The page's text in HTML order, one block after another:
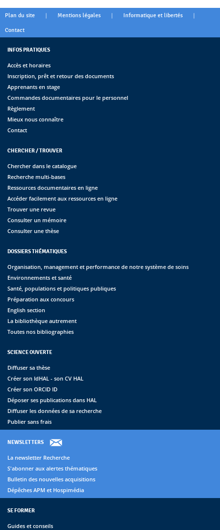
Plan du site | Mentions légales | Informatique et libertés |
Contact
INFOS PRATIQUES
Accès et horaires
Inscription, prêt et retour des documents
Apprenants en stage
Commandes documentaires pour le personnel
Règlement
Mieux nous connaître
Contact
CHERCHER / TROUVER
Chercher dans le catalogue
Recherche multi-bases
Ressources documentaires en ligne
Accéder facilement aux ressources en ligne
Trouver une revue
Consulter un mémoire
Consulter une thèse
DOSSIERS THÉMATIQUES
Organisation, management et performance de notre système de soins
Environnements et santé
Santé, populations et politiques publiques
Préparation aux concours
English section
La bibliothèque autrement
Toutes nos bibliographies
SCIENCE OUVERTE
Diffuser sa thèse
Créer son IdHAL - son CV HAL
Créer son ORCID ID
Déposer ses publications dans HAL
Diffuser les données de sa recherche
Publier sans frais
NEWSLETTERS
La newsletter Recherche
S'abonner aux alertes thématiques
Bulletin des nouvelles acquisitions
Dépêches APM et Hospimédia
SE FORMER
Guides et conseils